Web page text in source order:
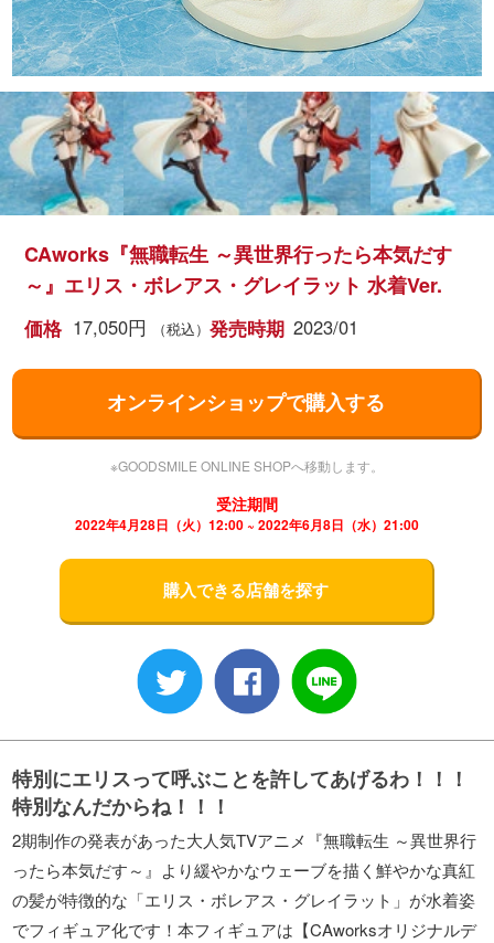
CAworks『無職転生 ～異世界行ったら本気だす
～』エリス・ボレアス・グレイラット 水着Ver.
価格 17,050円 （税込） 発売時期 2023/01
オンラインショップで購入する
※GOODSMILE ONLINE SHOPへ移動します。
受注期間
2022年4月28日（火）12:00 ~ 2022年6月8日（水）21:00
購入できる店舗を探す
特別にエリスって呼ぶことを許してあげるわ！！！
特別なんだからね！！！
2期制作の発表があった大人気TVアニメ『無職転生 ～異世界行
ったら本気だす～』より緩やかなウェーブを描く鮮やかな真紅
の髪が特徴的な「エリス・ボレアス・グレイラット」が水着姿
でフィギュア化です！本フィギュアは【CAworksオリジナルデ